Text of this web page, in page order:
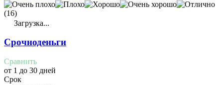
(16)
Загрузка...
Срочноденьги
Сравнить
от 1 до 30 дней
Срок